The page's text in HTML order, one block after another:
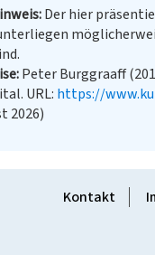
Der hier
Peter Burggraaff
URL: https://
2026)
Kontakt